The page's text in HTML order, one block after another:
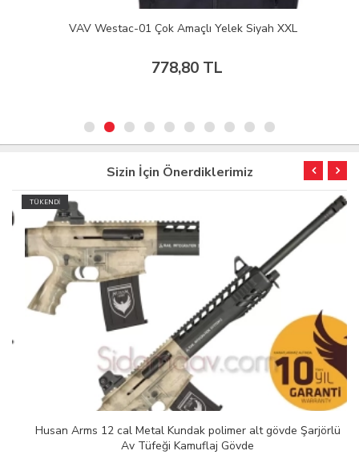
VAV Westac-01 Çok Amaçlı Yelek Siyah XXL
778,80 TL
Sizin İçin Önerdiklerimiz
TÜKENDİ
Husan Arms 12 cal Metal Kundak polimer alt gövde Şarjörlü
Av Tüfeği Kamuflaj Gövde